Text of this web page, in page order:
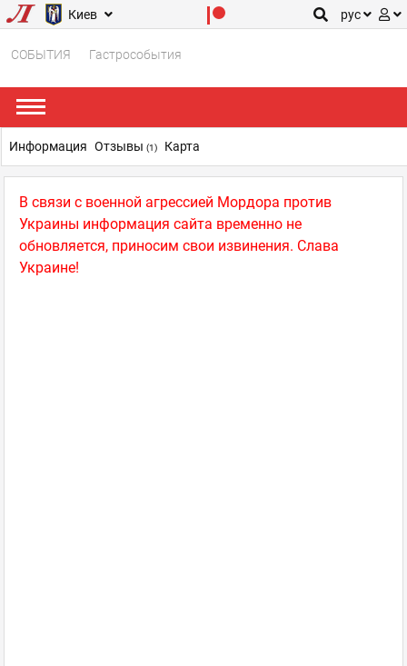
Киев рус
СОБЫТИЯ Гастрособытия
В связи с военной агрессией Мордора против
Украины информация сайта временно не
обновляется, приносим свои извинения. Слава
Украине!
Информация Отзывы (1) Карта